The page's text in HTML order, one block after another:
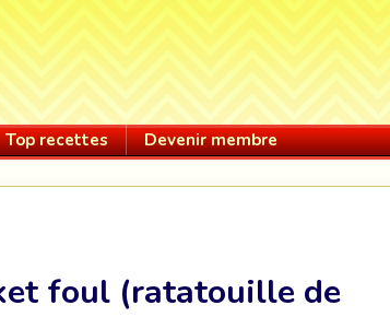
Top recettes Devenir membre
foul (ratatouille de